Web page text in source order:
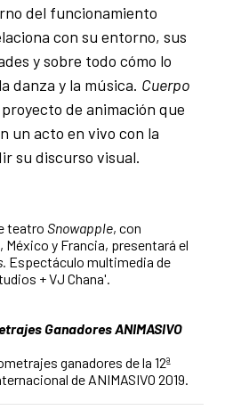
del funcionamiento
con su entorno, sus
y sobre todo cómo lo
danza y la música. Cuerpo
de animación que
un acto en vivo con la
su discurso visual.
teatro Snowapple, con
México y Francia, presentará el
Espectáculo multimedia de
+ VJ Chana'.
Ganadores ANIMASIVO
ganadores de la 12ª
de ANIMASIVO 2019.